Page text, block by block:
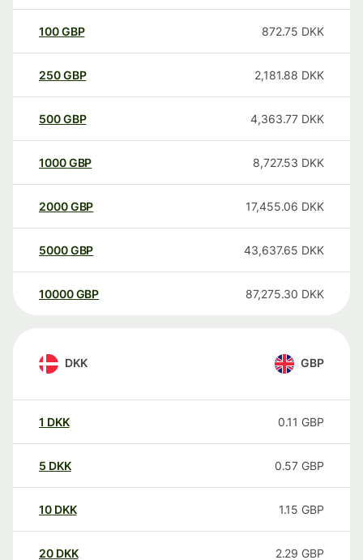
100GBP 872.75 DKK
250GBP 2,181.88 DKK
500GBP 4,363.77 DKK
1000GBP 8,727.53 DKK
2000GBP 17,455.06 DKK
5000GBP 43,637.65 DKK
10000 GBP 87,275.30 DKK
DKK GBP
1 DKK 0.11 GBP
5 DKK 0.57 GBP
10 DKK 1.15 GBP
20 DKK 2.29 GBP